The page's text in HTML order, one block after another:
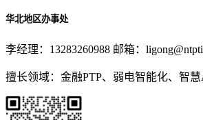
华北地区办事处
李经理：13283260988 邮箱：
擅长领域：金融PTP、弱电智能化、智